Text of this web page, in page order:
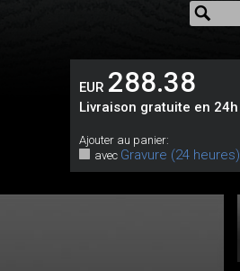
EUR 288.38
Livraison gratuite en 24h
Ajouter au panier:
avec Gravure (24 heures)